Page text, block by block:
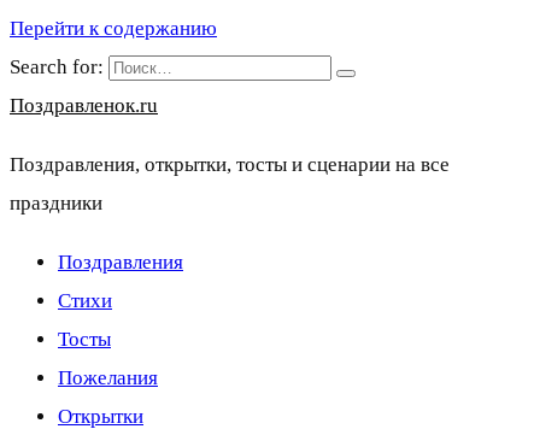
Перейти к содержанию
Search for:
Поздравленок.ru
Поздравления, открытки, тосты и сценарии на все
праздники
Поздравления
Стихи
Тосты
Пожелания
Открытки